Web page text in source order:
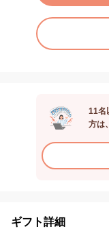
11名
方は
ギフト詳細